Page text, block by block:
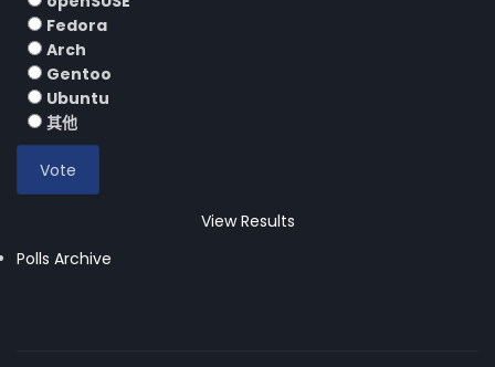
Fedora
Arch
Gentoo
Ubuntu
其他
View Results
Polls Archive